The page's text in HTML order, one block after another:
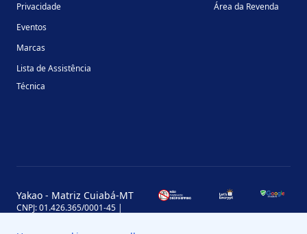
Privacidade
Eventos
Marcas
Lista de Assistência
Técnica
Área da Revenda
Yakao - Matriz Cuiabá-MT
CNPJ: 01.426.365/0001-45 |